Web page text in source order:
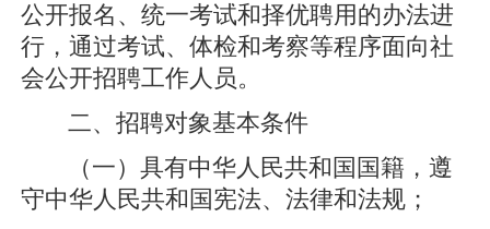
公开报名、统一考试和择优聘用的办法进
行，通过考试、体检和考察等程序面向社
会公开招聘工作人员。
二、招聘对象基本条件
（一）具有中华人民共和国国籍，遵
守中华人民共和国宪法、法律和法规；